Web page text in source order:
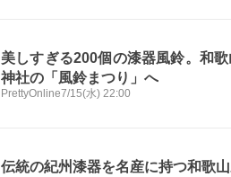
美しすぎる200個の漆器風鈴。和
神社の「風鈴まつり」へ
PrettyOnline7/15(水) 22:00
伝統の紀州漆器を名産に持つ和歌